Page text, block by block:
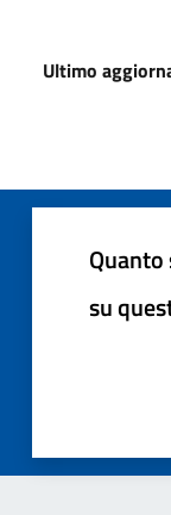
Ultimo
su